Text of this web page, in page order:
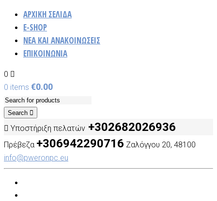
ΑΡΧΙΚΗ ΣΕΛΙΔΑ
E-SHOP
ΝΈΑ ΚΑΙ ΑΝΑΚΟΙΝΏΣΕΙΣ
ΕΠΙΚΟΙΝΩΝΙΑ
0
0 items €0.00
Search
Υποστήριξη πελατών +302682026936
Πρέβεζα +306942290716 Ζαλόγγου 20, 48100
info@pweronpc.eu